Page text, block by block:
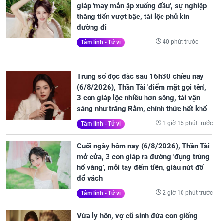
giáp 'may mắn ập xuống đầu', sự nghiệp
thăng tiến vượt bậc, tài lộc phủ kín
đường đi
Tâm linh - Tử vi 40 phút trước
Trúng số độc đắc sau 16h30 chiều nay
(6/8/2026), Thần Tài 'điểm mặt gọi tên',
3 con giáp lộc nhiều hơn sông, tài vận
sáng như trăng Rằm, chính thức hết khổ
Tâm linh - Tử vi 1 giờ 15 phút trước
Cuối ngày hôm nay (6/8/2026), Thần Tài
mở cửa, 3 con giáp ra đường 'đụng trúng
hố vàng', mỏi tay đếm tiền, giàu nứt đố
đổ vách
Tâm linh - Tử vi 2 giờ 10 phút trước
Vừa ly hôn, vợ cũ sinh đứa con giống